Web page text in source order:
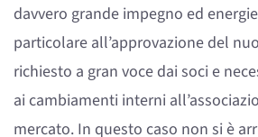
davvero grande impegno ed
particolare all’approvazione del
richiesto a gran voce dai soci e
ai cambiamenti interni
mercato. In questo caso non si è